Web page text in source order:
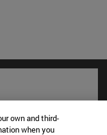
own and third-
when you